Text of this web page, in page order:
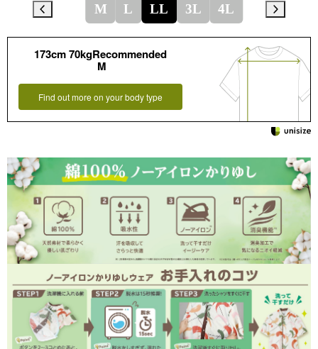
M L LL 3L 4L
173cm 70kgRecommended
M
Find out more on your body type